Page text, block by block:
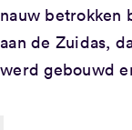
nauw
aan de Zuidas,
werd gebouwd